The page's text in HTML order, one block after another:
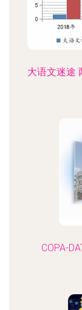
大语文迷途
COPA-